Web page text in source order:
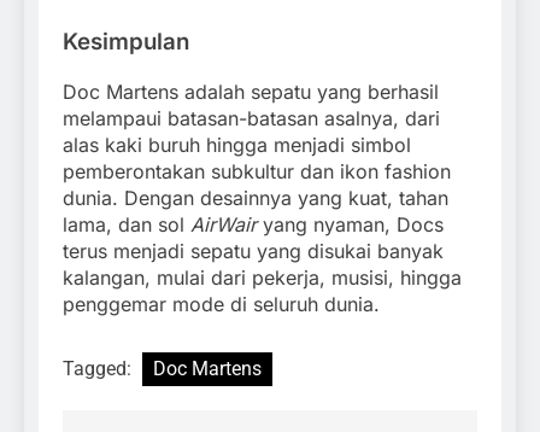
Kesimpulan
Doc Martens adalah sepatu yang berhasil
melampaui batasan-batasan asalnya, dari
alas kaki buruh hingga menjadi simbol
pemberontakan subkultur dan ikon fashion
dunia. Dengan desainnya yang kuat, tahan
lama, dan sol AirWairyang nyaman, Docs
terus menjadi sepatu yang disukai banyak
kalangan, mulai dari pekerja, musisi, hingga
penggemar mode di seluruh dunia.
Tagged: Doc Martens